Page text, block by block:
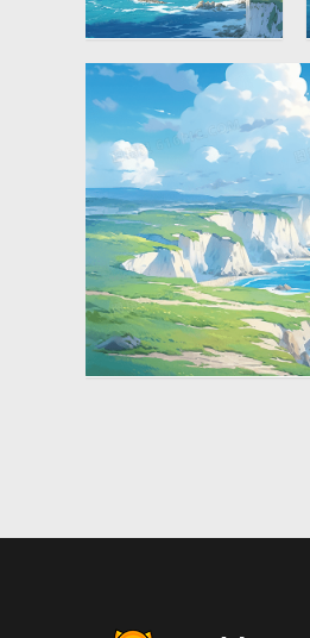
蓝天白云岛屿大海唯
美风景插画